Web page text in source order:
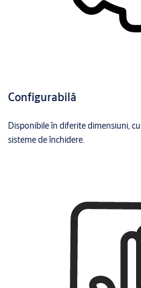
Configurabilă
Disponibile în diferite dimensiuni,
sisteme de închidere.